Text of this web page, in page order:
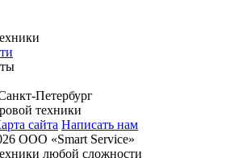
Петербург
техники
сайта Написать нам
ООО «Smart Service»
любой сложности